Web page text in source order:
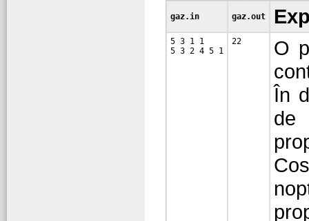
gaz.in gaz.out
5 3 1 1
O
În
de